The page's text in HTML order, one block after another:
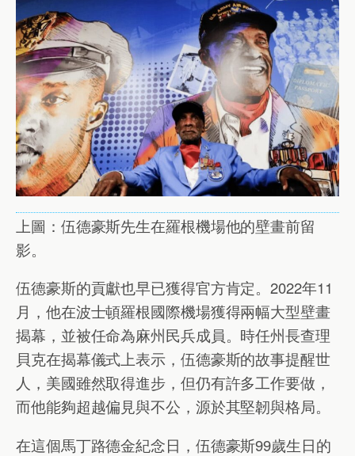
上圖：伍德豪斯先生在羅根機場他的壁畫前留
影。
伍德豪斯的貢獻也早已獲得官方肯定。2022年11
月，他在波士頓羅根國際機場獲得兩幅大型壁畫
揭幕，並被任命為麻州民兵成員。時任州長查理
貝克在揭幕儀式上表示，伍德豪斯的故事提醒世
人，美國雖然取得進步，但仍有許多工作要做，
而他能夠超越偏見與不公，源於其堅韌與格局。
在這個馬丁路德金紀念日，伍德豪斯99歲生日的